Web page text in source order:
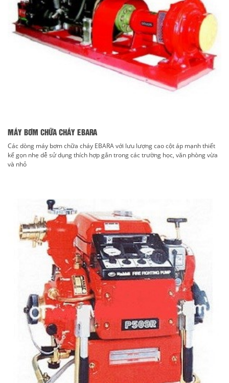
MÁY BƠM CHỮA CHÁY EBARA
Các dòng máy bơm chữa cháy EBARA với lưu lượng cao cột áp mạnh thiết
kế gọn nhẹ dễ sử dụng thích hợp gắn trong các trường học, văn phòng vừa
và nhỏ